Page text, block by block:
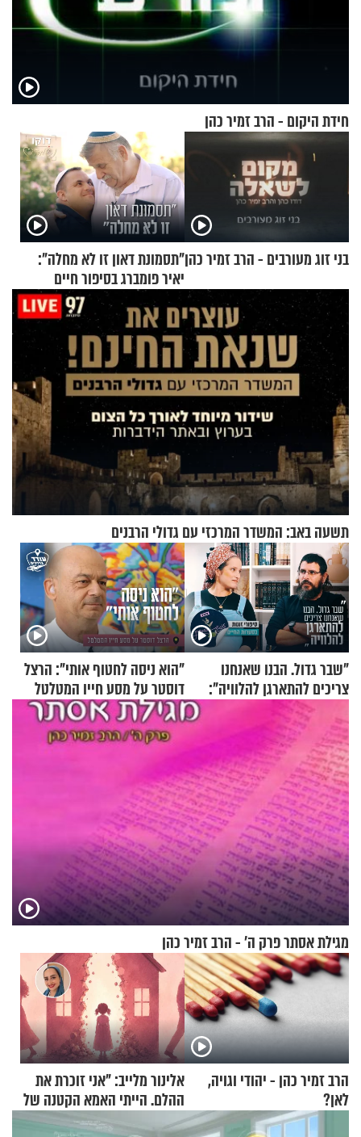
חידת היקום - הרב זמיר כהן
בני זוג מעורבים - הרב זמיר כהן"תסמונת דאון זו לא מחלה":
יאיר פומברג בסיפור חיים
מעורר השראה
תשעה באב: המשדר המרכזי עם גדולי הרבנים
"שבר גדול. הבנו שאנחנו
צריכים להתארגן להלוויה":
זוגיות במבחן, הפעם עם מרים
וגד דנינו
"הוא ניסה לחטוף אותי": הרצל
דוסטר על מסע חייו המטלטל
מגילת אסתר פרק ה’ - הרב זמיר כהן
הרב זמיר כהן - יהודי וגויה,
לאן?
אלינור מלייב: "אני זוכרת את
ההלם. הייתי האמא הקטנה של
הבית"